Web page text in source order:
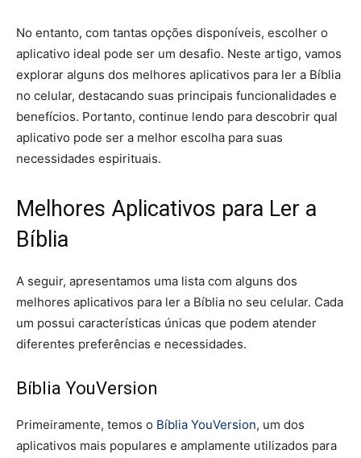
No entanto, com tantas opções disponíveis, escolher o
aplicativo ideal pode ser um desafio. Neste artigo, vamos
explorar alguns dos melhores aplicativos para ler a Bíblia
no celular, destacando suas principais funcionalidades e
benefícios. Portanto, continue lendo para descobrir qual
aplicativo pode ser a melhor escolha para suas
necessidades espirituais.
Melhores Aplicativos para Ler a
Bíblia
A seguir, apresentamos uma lista com alguns dos
melhores aplicativos para ler a Bíblia no seu celular. Cada
um possui características únicas que podem atender
diferentes preferências e necessidades.
Bíblia YouVersion
Primeiramente, temos o Bíblia YouVersion, um dos
aplicativos mais populares e amplamente utilizados para